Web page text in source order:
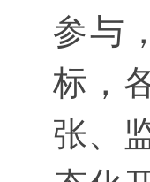
参与
标，
张、